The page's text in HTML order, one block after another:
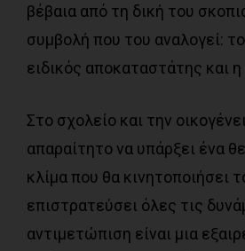
βέβαια από τη δική του
συμβολή που του αναλογεί:
ειδικός αποκαταστάτης και η
Στο σχολείο και την
απαραίτητο να υπάρξει ένα
κλίμα που θα κινητοποιήσει
επιστρατεύσει όλες τις
αντιμετώπιση είναι μια